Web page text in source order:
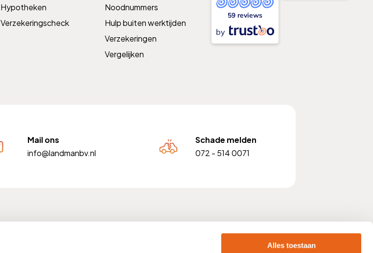
Alles toestaan
Hypotheken
Verzekeringscheck
Noodnummers
Hulp buiten werktijden
Verzekeringen
Vergelijken
59 reviews
by
Mail ons
info@landmanbv.nl
Schade melden
072 - 514 0071
BTW nummer: NL810903842B01